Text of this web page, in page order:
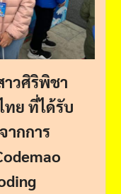
วศิริพิชา​
ทย​ ที่ได้รับ
ากการ